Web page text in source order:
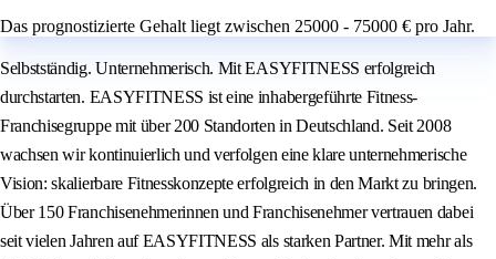
Das prognostizierte Gehalt liegt zwischen 25000 - 75000 € pro Jahr.
Selbstständig. Unternehmerisch. Mit EASYFITNESS erfolgreich
durchstarten. EASYFITNESS ist eine inhabergeführte Fitness-
Franchisegruppe mit über 200 Standorten in Deutschland. Seit 2008
wachsen wir kontinuierlich und verfolgen eine klare unternehmerische
Vision: skalierbare Fitnesskonzepte erfolgreich in den Markt zu bringen.
Über 150 Franchisenehmerinnen und Franchisenehmer vertrauen dabei
seit vielen Jahren auf EASYFITNESS als starken Partner. Mit mehr als